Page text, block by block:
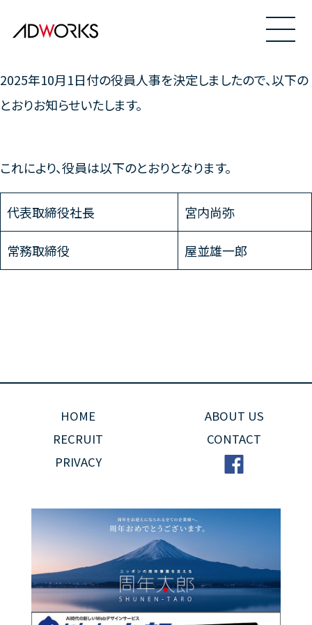
2025年10月1日付の役員人事を決定しましたので、以下の
とおりお知らせいたします。
これにより、役員は以下のとおりとなります。
代表取締役社長 宮内尚弥
常務取締役 屋並雄一郎
HOME
ABOUT US
RECRUIT
CONTACT
PRIVACY